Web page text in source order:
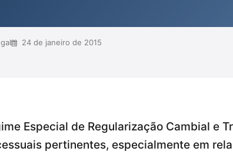
24 de janeiro de 2015
Especial de Regularização Cambial e
pertinentes, especialmente em